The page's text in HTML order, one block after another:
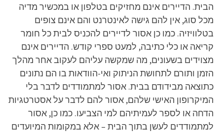
הבית. הדיירים אינם מחזיקים בטלפון או במכשיר מדיה
מכל סוג, אין להם גישה לאינטרנט והם אינם צופים
בטלוויזיה. כמו כן אסור לדיירים להכניס לבית כל חומר
קריאה או כלי כתיבה, למעט ספרי קודש. הדיירים אינם
מצוידים בשעונים, מה שמקשה עליהם לעקוב אחר מהלך
הזמן ותורם לתחושת הניתוק ואי-הוודאות בו הם נתונים
כתוצאה מבידודם בבית. אסור למתמודדים לדבר בלי
המיקרופון האישי שלהם, אסור להם לדבר על אסטרטגיות
הדחה או לספר לעמיתיהם למי הצביעו. כמו כן, אסור
למתמודדים לעשן בתוך הבית – אלא במקומות המיועדים